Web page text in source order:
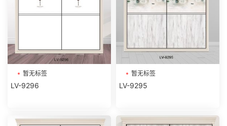
暂无标签
LV-9296
暂无标签
LV-9295